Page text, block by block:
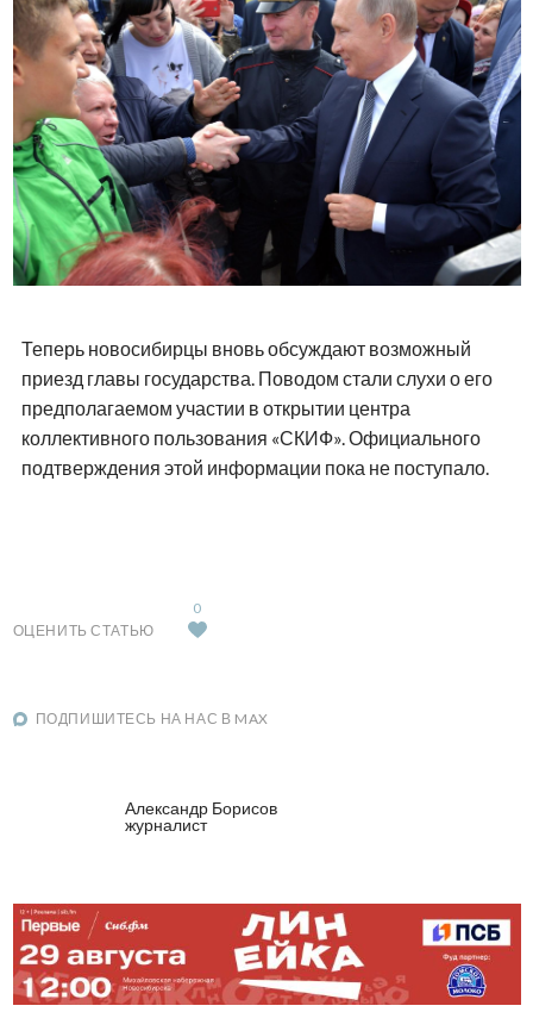
Теперь новосибирцы вновь обсуждают возможный
приезд главы государства. Поводом стали слухи о его
предполагаемом участии в открытии центра
коллективного пользования «СКИФ». Официального
подтверждения этой информации пока не поступало.
ОЦЕНИТЬ СТАТЬЮ
0
ПОДПИШИТЕСЬ НА НАС В MAX
Александр Борисов
журналист